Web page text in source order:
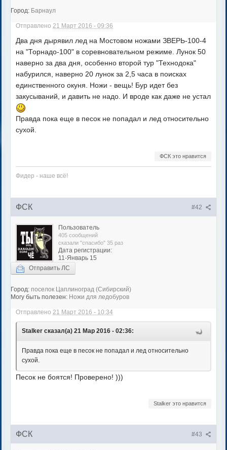
Город: Барнаул
Отправлено21 Март 2016 - 09:36
Два дня дырявил лед на Мостовом ножами ЗВЕРЬ-100-4
на "Торнадо-100" в соревновательном режиме. Лунок 50
наверно за два дня, особенно второй тур "Технодока"
набурился, наверно 20 лунок за 2,5 часа в поисках
единственного окуня. Ножи - вещь! Бур идет без
закусываний, и давить не надо. И вроде как даже не устал
Правда пока еще в песок не попадал и лед относительно
сухой.
ФСК это нравится
Фидер - наше всё!
#42
ФСК
Пользователь
405 сообщений
сказали "спасибо" 35 раз
Дата регистрации:
11-Январь 15
Отправить ЛС
Город: поселок Цаплиноград (Сибирский)
Могу быть полезен: Ножи для ледобуров
Отправлено21 Март 2016 - 10:34
Stalker сказал(а) 21 Мар 2016 - 02:36:
Правда пока еще в песок не попадал и лед относительно
сухой.
Песок не боятся! Проверено! )))
Stalker это нравится
#43
ФСК